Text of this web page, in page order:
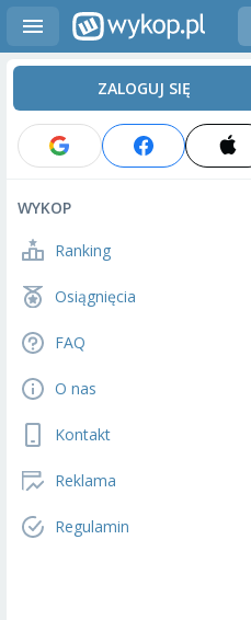
ZALOGUJ SIĘ
WYKOP
Ranking
Osiągnięcia
FAQ
O nas
Kontakt
Reklama
Regulamin